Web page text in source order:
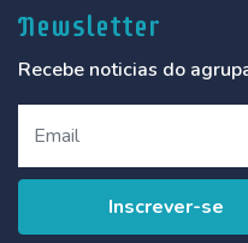
Newsletter
Recebe noticias do